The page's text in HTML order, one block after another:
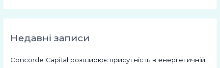
Недавні записи
Concorde Capital розширює присутність в енергетичній